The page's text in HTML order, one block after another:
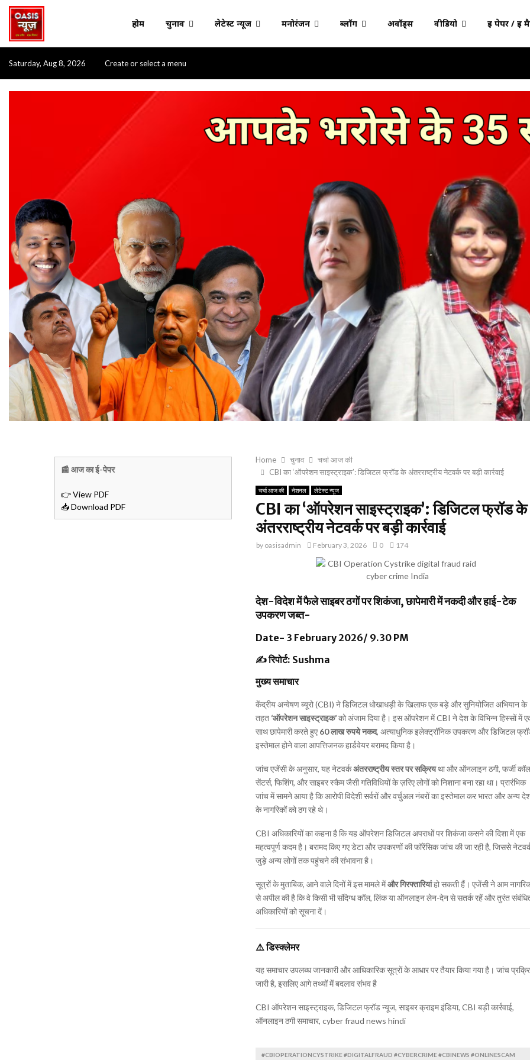
होम चुनाव लेटेस्ट न्यूज मनोरंजन ब्लॉग अवॉर्ड्स वीडियो ई पेपर / ई
Saturday, Aug 8, 2026 Create or select a menu
Home चुनाव
चर्चा आज की
CBI का ‘ऑपरेशन साइस्ट्राइक’: डिजिटल फ्रॉड के अंतरराष्ट्रीय नेटवर्क पर बड़ी कार्रवाई
चर्चा आज की नेशनल लेटेस्ट न्यूज
CBI का ‘ऑपरेशन साइस्ट्राइक’: डिजिटल फ्रॉड के
अंतरराष्ट्रीय नेटवर्क पर बड़ी कार्रवाई
by oasisadmin February 3, 2026 0 174
देश-विदेश में फैले साइबर ठगों पर शिकंजा, छापेमारी में नकदी और हाई-टेक
उपकरण जब्त-
Date- 3 February 2026/ 9.30 PM
✍️रिपोर्ट: Sushma
मुख्य समाचार
केंद्रीय अन्वेषण ब्यूरो (CBI) ने डिजिटल धोखाधड़ी के खिलाफ एक बड़े और सुनियोजित अभियान के
तहत ‘ऑपरेशन साइस्ट्राइक’को अंजाम दिया है। इस ऑपरेशन में CBI ने देश के विभिन्न हिस्सों में
साथ छापेमारी करते हुए 60 लाख रुपये नकद, अत्याधुनिक इलेक्ट्रॉनिक उपकरण और डिजिटल
इस्तेमाल होने वाला आपत्तिजनक हार्डवेयर बरामद किया है।
जांच एजेंसी के अनुसार, यह नेटवर्कअंतरराष्ट्रीय स्तर पर सक्रियथा और ऑनलाइन ठगी, फर्जी कॉल
सेंटर्स, फिशिंग, और साइबर स्कैम जैसी गतिविधियों के ज़रिए लोगों को निशाना बना रहा था। प्रारंभिक
जांच में सामने आया है कि आरोपी विदेशी सर्वरों और वर्चुअल नंबरों का इस्तेमाल कर भारत और अन्य
के नागरिकों को ठग रहे थे।
CBI अधिकारियों का कहना है कि यह ऑपरेशन डिजिटल अपराधों पर शिकंजा कसने की दिशा में एक
महत्वपूर्ण कदम है। बरामद किए गए डेटा और उपकरणों की फॉरेंसिक जांच की जा रही है, जिससे
जुड़े अन्य लोगों तक पहुंचने की संभावना है।
सूत्रों के मुताबिक, आने वाले दिनों में इस मामले मेंऔर गिरफ्तारियांहो सकती हैं। एजेंसी ने आम
से अपील की है कि वे किसी भी संदिग्ध कॉल, लिंक या ऑनलाइन लेन-देन से सतर्क रहें और तुरंत
अधिकारियों को सूचना दें।
⚠️डिस्क्लेमर
यह समाचार उपलब्ध जानकारी और आधिकारिक सूत्रों के आधार पर तैयार किया गया है। जांच
जारी है, इसलिए आगे तथ्यों में बदलाव संभव है
CBI ऑपरेशन साइस्ट्राइक, डिजिटल फ्रॉड न्यूज, साइबर क्राइम इंडिया, CBI बड़ी कार्रवाई,
ऑनलाइन ठगी समाचार, cyber fraud news hindi
#CBIOPERATIONCYSTRIKE #DIGITALFRAUD #CYBERCRIME #CBINEWS #ONLINESCAM
📰 आज का ई-पेपर
👉 View PDF
📥 Download PDF